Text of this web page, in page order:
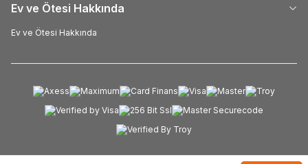
Ev ve Ötesi Hakkında
Ev ve Ötesi Hakkında